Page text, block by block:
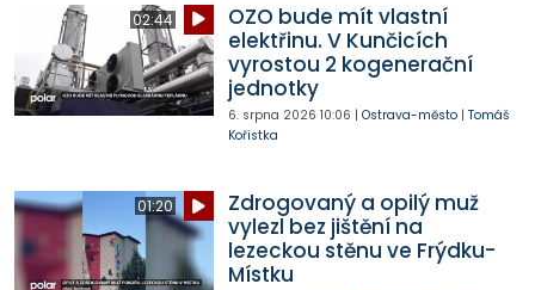
02:44
OZO bude mít vlastní
elektřinu. V Kunčicích
vyrostou 2 kogenerační
jednotky
6. srpna 2026 10:06 | Ostrava-město| Tomáš
Kořistka
01:20
Zdrogovaný a opilý muž
vylezl bez jištění na
lezeckou stěnu ve Frýdku-
Místku